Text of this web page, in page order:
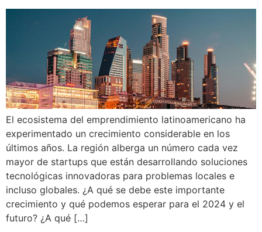
El ecosistema del emprendimiento latinoamericano ha
experimentado un crecimiento considerable en los
últimos años. La región alberga un número cada vez
mayor de startups que están desarrollando soluciones
tecnológicas innovadoras para problemas locales e
incluso globales. ¿A qué se debe este importante
crecimiento y qué podemos esperar para el 2024 y el
futuro? ¿A qué […]